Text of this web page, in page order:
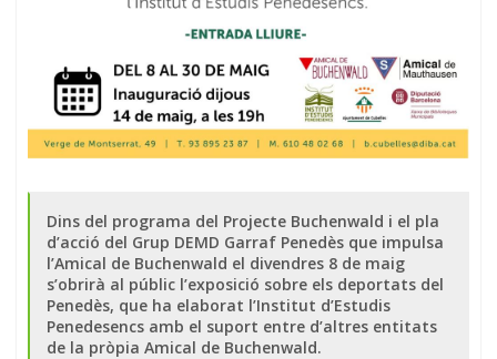
Dins del programa del Projecte Buchenwald i el pla
d’acció del Grup DEMD Garraf Penedès que impulsa
l’Amical de Buchenwald el divendres 8 de maig
s’obrirà al públic l’exposició sobre els deportats del
Penedès, que ha elaborat l’Institut d’Estudis
Penedesencs amb el suport entre d’altres entitats
de la pròpia Amical de Buchenwald.